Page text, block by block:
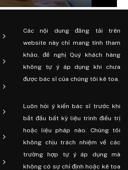
Các nội dung đăng tải trên
website này chỉ mang tính tham
khảo, đề nghị Quý khách hàng
không tự ý áp dụng khi chưa
được bác sĩ của chúng tôi kê toa.
Luôn hỏi ý kiến ​​bác sĩ trước khi
bắt đầu bất kỳ liệu trình điều trị
hoặc liệu pháp nào. Chúng tôi
không chịu trách nhiệm về các
trường hợp tự ý áp dụng mà
không có sự chỉ định hoặc kê toa